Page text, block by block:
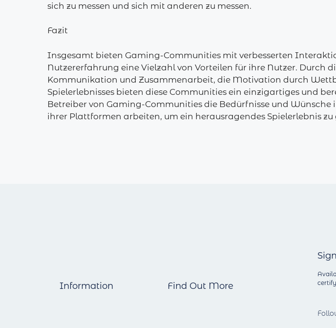
sich zu messen und sich mit anderen zu messen.
Fazit
Insgesamt bieten Gaming-Communities mit verbesserten
Nutzererfahrung eine Vielzahl von Vorteilen für ihre Nutzer. Durch
Kommunikation und Zusammenarbeit, die Motivation durch
Spielerlebnisses bieten diese Communities ein einzigartiges und
Betreiber von Gaming-Communities die Bedürfnisse und
ihrer Plattformen arbeiten, um ein herausragendes Spielerlebnis
Information Find Out More